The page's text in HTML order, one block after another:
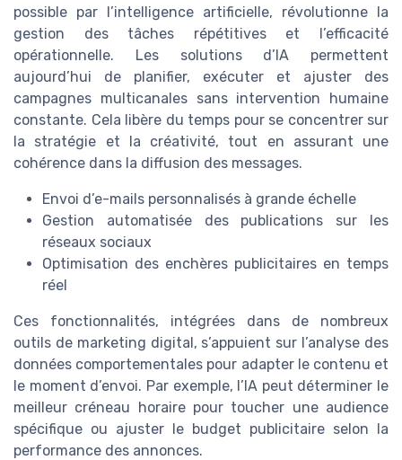
possible par l’intelligence artificielle, révolutionne la
gestion des tâches répétitives et l’efficacité
opérationnelle. Les solutions d’IA permettent
aujourd’hui de planifier, exécuter et ajuster des
campagnes multicanales sans intervention humaine
constante. Cela libère du temps pour se concentrer sur
la stratégie et la créativité, tout en assurant une
cohérence dans la diffusion des messages.
Envoi d’e-mails personnalisés à grande échelle
Gestion automatisée des publications sur les
réseaux sociaux
Optimisation des enchères publicitaires en temps
réel
Ces fonctionnalités, intégrées dans de nombreux
outils de marketing digital, s’appuient sur l’analyse des
données comportementales pour adapter le contenu et
le moment d’envoi. Par exemple, l’IA peut déterminer le
meilleur créneau horaire pour toucher une audience
spécifique ou ajuster le budget publicitaire selon la
performance des annonces.